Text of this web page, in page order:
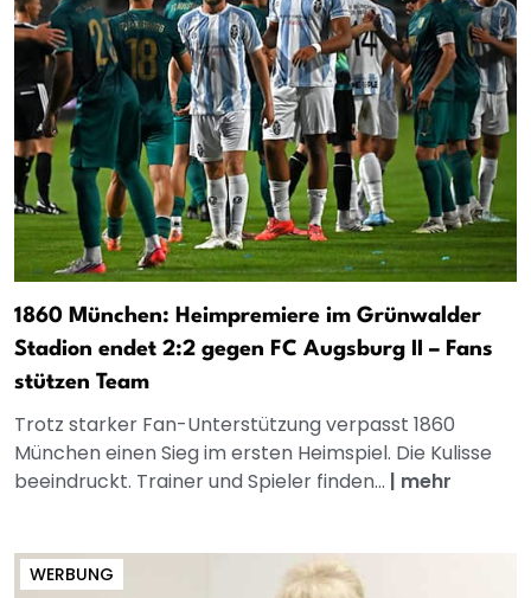
1860 München: Heimpremiere im Grünwalder
Stadion endet 2:2 gegen FC Augsburg II – Fans
stützen Team
Trotz starker Fan-Unterstützung verpasst 1860
München einen Sieg im ersten Heimspiel. Die Kulisse
beeindruckt. Trainer und Spieler finden... | mehr
WERBUNG